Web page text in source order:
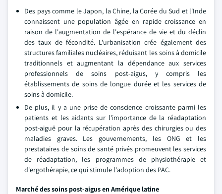
Des pays comme le Japon, la Chine, la Corée du Sud et l'Inde
connaissent une population âgée en rapide croissance en
raison de l'augmentation de l'espérance de vie et du déclin
des taux de fécondité. L'urbanisation crée également des
structures familiales nucléaires, réduisant les soins à domicile
traditionnels et augmentant la dépendance aux services
professionnels de soins post-aigus, y compris les
établissements de soins de longue durée et les services de
soins à domicile.
De plus, il y a une prise de conscience croissante parmi les
patients et les aidants sur l'importance de la réadaptation
post-aiguë pour la récupération après des chirurgies ou des
maladies graves. Les gouvernements, les ONG et les
prestataires de soins de santé privés promeuvent les services
de réadaptation, les programmes de physiothérapie et
d'ergothérapie, ce qui stimule l'adoption des PAC.
Marché des soins post-aigus en Amérique latine